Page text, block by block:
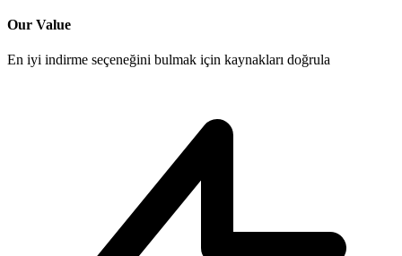
Our Value
En iyi indirme seçeneğini bulmak için kaynakları doğrula